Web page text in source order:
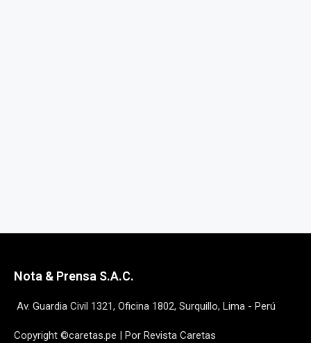
Nota & Prensa S.A.C.
Av. Guardia Civil 1321, Oficina 1802, Surquillo, Lima - Perú
Copyright ©caretas.pe | Por Revista Caretas